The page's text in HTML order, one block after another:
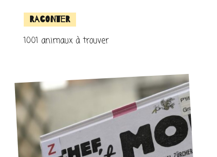
Raconter
1001 animaux à trouver